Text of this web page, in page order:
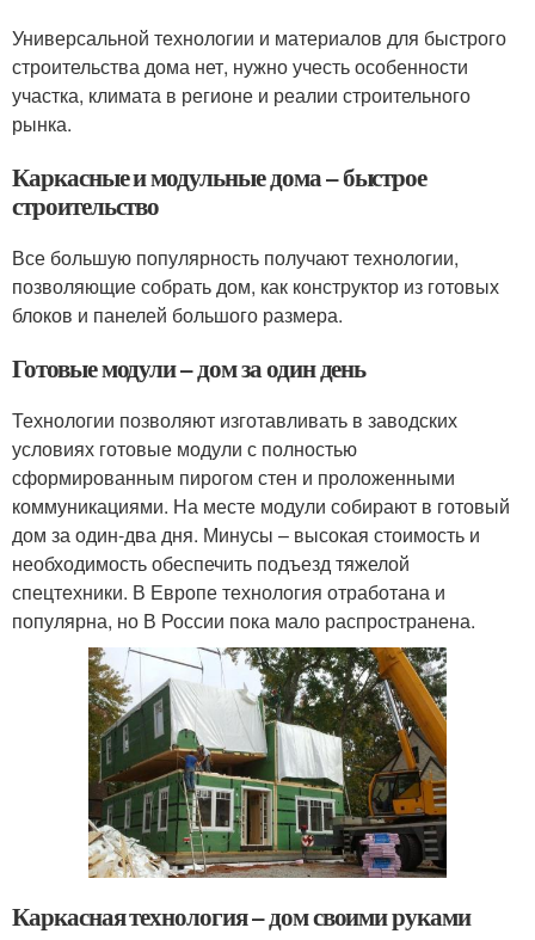
Универсальной технологии и материалов для быстрого
строительства дома нет, нужно учесть особенности
участка, климата в регионе и реалии строительного
рынка.
Каркасные и модульные дома – быстрое
строительство
Все большую популярность получают технологии,
позволяющие собрать дом, как конструктор из готовых
блоков и панелей большого размера.
Готовые модули – дом за один день
Технологии позволяют изготавливать в заводских
условиях готовые модули с полностью
сформированным пирогом стен и проложенными
коммуникациями. На месте модули собирают в готовый
дом за один-два дня. Минусы – высокая стоимость и
необходимость обеспечить подъезд тяжелой
спецтехники. В Европе технология отработана и
популярна, но В России пока мало распространена.
Каркасная технология – дом своими руками